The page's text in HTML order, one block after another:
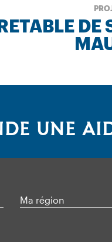
DE
UNE
Ma région